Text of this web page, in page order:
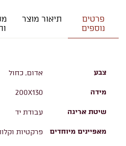
פרטים
נוספים
תיאור מוצר
צבע אדום, כחול
מידה 200X130
שיטת אריגה עבודת יד
מאפיינים מיוחדים פרקטיות